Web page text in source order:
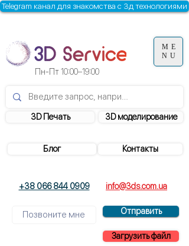
3D моделирование
Контакты
3D Печать
+38 066 844 0909 info@3ds.com.ua
Отправить
Загрузить файл
Блог
Пн-Пт10:00–19:00
Telegram канал для знакомства с 3д технологиями
ME
NU